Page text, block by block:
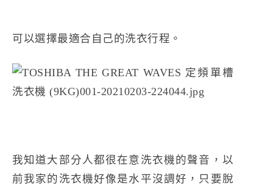
可以選擇最適合自己的洗衣行程。
我知道大部分人都很在意洗衣機的聲音，以
前我家的洗衣機好像是水平沒調好，只要脫